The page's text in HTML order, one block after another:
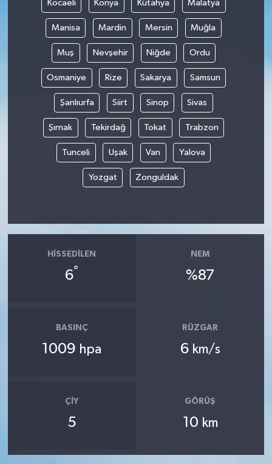
Kocaeli Konya Kütahya Malatya
Manisa Mardin Mersin Muğla
Muş Nevşehir Niğde Ordu
Osmaniye Rize Sakarya Samsun
Şanlıurfa Siirt Sinop Sivas
Şırnak Tekirdağ Tokat Trabzon
Tunceli Uşak Van Yalova
Yozgat Zonguldak
HISSEDILEN
6°
NEM
%87
BASINÇ
1009 hpa
RÜZGAR
6 km/s
ÇIY
5
GÖRÜŞ
10 km